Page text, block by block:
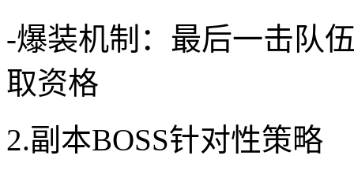
-爆装机制：最后一击队
取资格
2.副本BOSS针对性策略